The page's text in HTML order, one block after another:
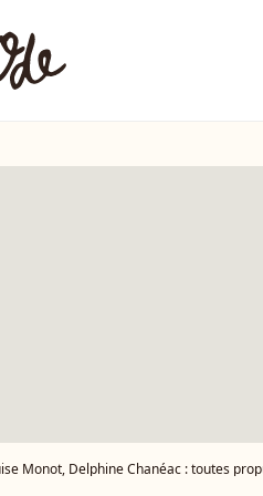
Monot, Delphine Chanéac : toutes